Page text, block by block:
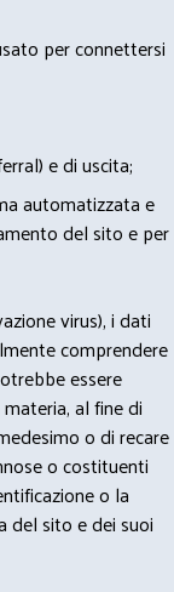
per connettersi
e di uscita;
automatizzata e
del sito e per
virus), i dati
comprendere
essere
al fine di
o di recare
o costituenti
o la
del sito e dei suoi